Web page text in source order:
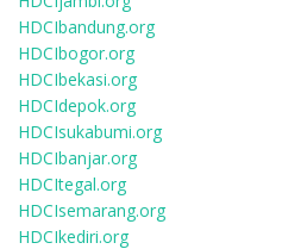
HDCIbandung.org
HDCIbogor.org
HDCIbekasi.org
HDCIdepok.org
HDCIsukabumi.org
HDCIbanjar.org
HDCItegal.org
HDCIsemarang.org
HDCIkediri.org